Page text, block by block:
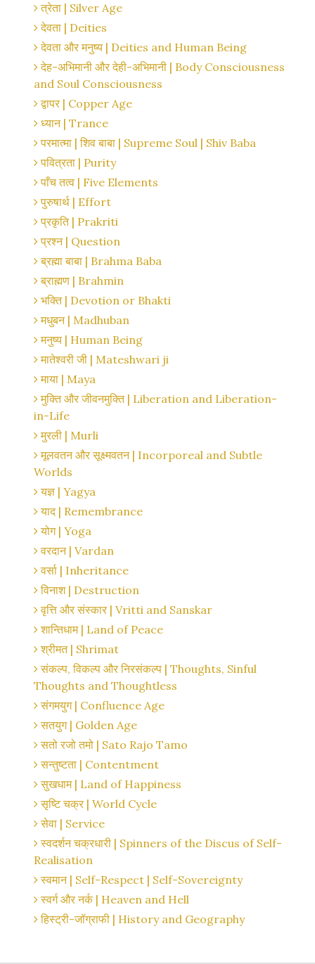
त्रेता | Silver Age
देवता | Deities
देवता और मनुष्य | Deities and Human Being
देह-अभिमानी और देही-अभिमानी | Body Consciousness
and Soul Consciousness
द्वापर | Copper Age
ध्यान | Trance
परमात्मा | शिव बाबा | Supreme Soul | Shiv Baba
पवित्रता | Purity
पाँच तत्व | Five Elements
पुरुषार्थ | Effort
प्रकृति | Prakriti
प्रश्न | Question
ब्रह्मा बाबा | Brahma Baba
ब्राह्मण | Brahmin
भक्ति | Devotion or Bhakti
मधुबन | Madhuban
मनुष्य | Human Being
मातेश्वरी जी | Mateshwari ji
माया | Maya
मुक्ति और जीवनमुक्ति | Liberation and Liberation-
in-Life
मुरली | Murli
मूलवतन और सूक्ष्मवतन | Incorporeal and Subtle
Worlds
यज्ञ | Yagya
याद | Remembrance
योग | Yoga
वरदान | Vardan
वर्सा | Inheritance
विनाश | Destruction
वृत्ति और संस्कार | Vritti and Sanskar
शान्तिधाम | Land of Peace
श्रीमत | Shrimat
संकल्प, विकल्प और निरसंकल्प | Thoughts, Sinful
Thoughts and Thoughtless
संगमयुग | Confluence Age
सतयुग | Golden Age
सतो रजो तमो | Sato Rajo Tamo
सन्तुष्टता | Contentment
सुखधाम | Land of Happiness
सृष्टि चक्र | World Cycle
सेवा | Service
स्वदर्शन चक्रधारी | Spinners of the Discus of Self-
Realisation
स्वमान | Self-Respect | Self-Sovereignty
स्वर्ग और नर्क | Heaven and Hell
हिस्ट्री-जॉग्राफी | History and Geography